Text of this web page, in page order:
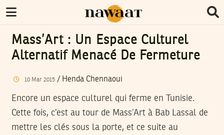
Mass’Art : Un Espace Culturel
Alternatif Menacé De Fermeture
10 Mar 2015/ Henda Chennaoui
Encore un espace culturel qui ferme en Tunisie.
Cette fois, c’est au tour de Mass’Art à Bab Lassal de
mettre les clés sous la porte, et ce suite au